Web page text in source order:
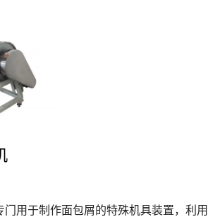
门用于制作面包屑的特殊机具装置，利用